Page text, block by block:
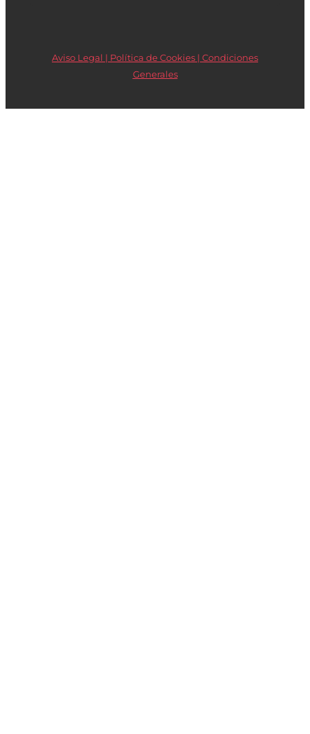
Aviso Legal | Política de Cookies | Condiciones
Generales